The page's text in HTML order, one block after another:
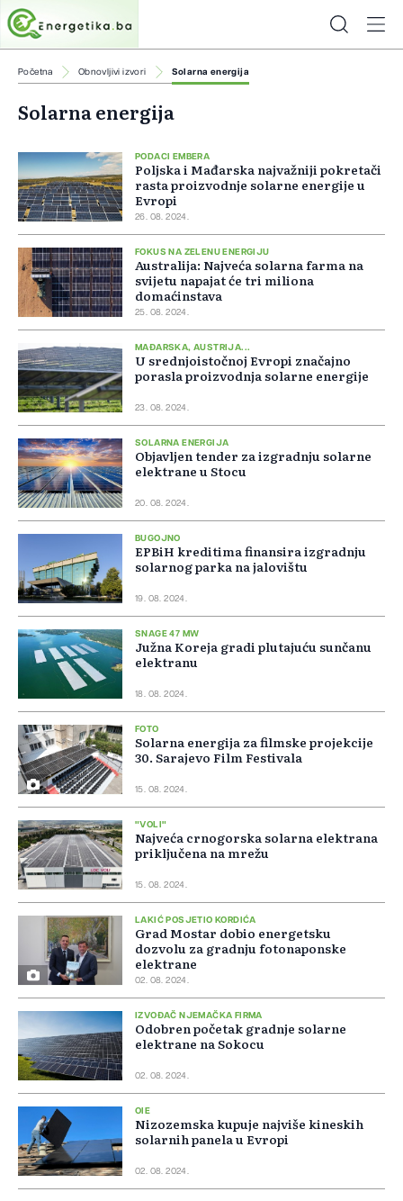
Početna Obnovljivi izvori Solarna energija
Solarna energija
PODACI EMBERA
Poljska i Mađarska najvažniji pokretači
rasta proizvodnje solarne energije u
Evropi
26. 08. 2024.
FOKUS NA ZELENU ENERGIJU
Australija: Najveća solarna farma na
svijetu napajat će tri miliona
domaćinstava
25. 08. 2024.
MAĐARSKA, AUSTRIJA...
U srednjoistočnoj Evropi značajno
porasla proizvodnja solarne energije
23. 08. 2024.
SOLARNA ENERGIJA
Objavljen tender za izgradnju solarne
elektrane u Stocu
20. 08. 2024.
BUGOJNO
EPBiH kreditima finansira izgradnju
solarnog parka na jalovištu
19. 08. 2024.
SNAGE 47 MW
Južna Koreja gradi plutajuću sunčanu
elektranu
18. 08. 2024.
FOTO
Solarna energija za filmske projekcije
30. Sarajevo Film Festivala
15. 08. 2024.
"VOLI"
Najveća crnogorska solarna elektrana
priključena na mrežu
15. 08. 2024.
LAKIĆ POSJETIO KORDIĆA
Grad Mostar dobio energetsku
dozvolu za gradnju fotonaponske
elektrane
02. 08. 2024.
IZVOĐAČ NJEMAČKA FIRMA
Odobren početak gradnje solarne
elektrane na Sokocu
02. 08. 2024.
OIE
Nizozemska kupuje najviše kineskih
solarnih panela u Evropi
02. 08. 2024.